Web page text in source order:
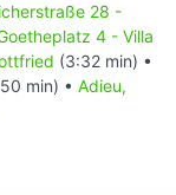
28 -
4 - Villa
(3:32 min) •
min) • Adieu,